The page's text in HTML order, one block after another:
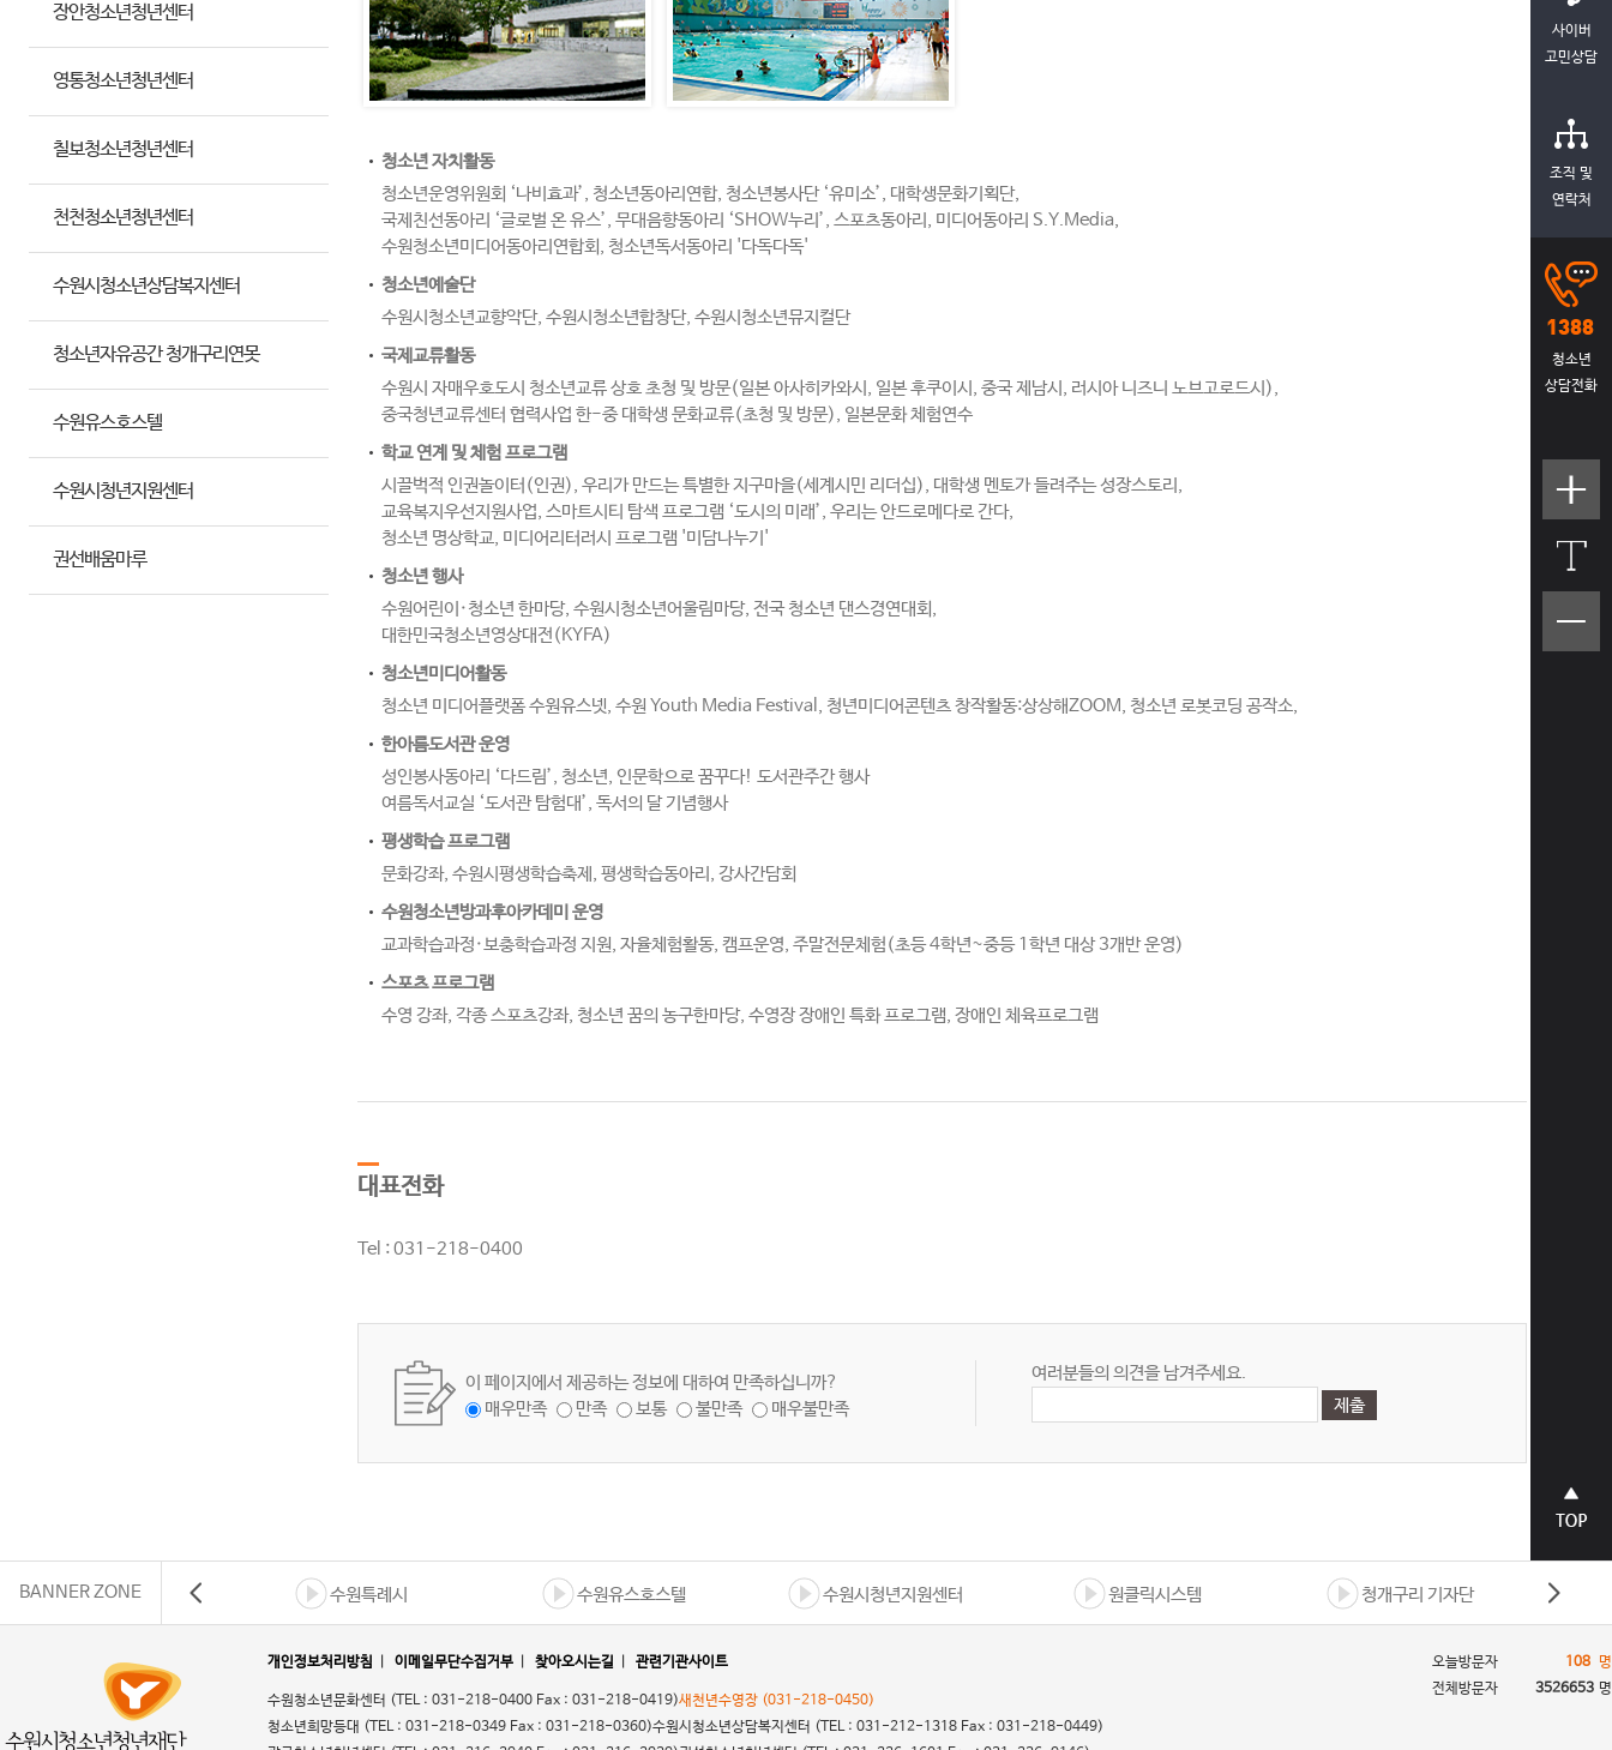
장안청소년청년센터
영통청소년청년센터
칠보청소년청년센터
천천청소년청년센터
수원시청소년상담복지센터
청소년자유공간 청개구리연못
수원유스호스텔
수원시청년지원센터
권선배움마루
청소년 자치활동
청소년운영위원회 ‘나비효과’, 청소년동아리연합, 청소년봉사단 ‘유미소’, 대학생문화기획단,
국제친선동아리 ‘글로벌 온 유스’, 무대음향동아리 ‘SHOW누리’, 스포츠동아리, 미디어동아리 S.Y.Media,
수원청소년미디어동아리연합회, 청소년독서동아리 '다독다독'
청소년예술단
수원시청소년교향악단, 수원시청소년합창단, 수원시청소년뮤지컬단
국제교류활동
수원시 자매우호도시 청소년교류 상호 초청 및 방문(일본 아사히카와시, 일본 후쿠이시, 중국 제남시, 러시아 니즈니 노브고로드시),
중국청년교류센터 협력사업 한-중 대학생 문화교류(초청 및 방문), 일본문화 체험연수
학교 연계 및 체험 프로그램
시끌벅적 인권놀이터(인권), 우리가 만드는 특별한 지구마을(세계시민 리더십), 대학생 멘토가 들려주는 성장스토리,
교육복지우선지원사업, 스마트시티 탐색 프로그램 ‘도시의 미래’, 우리는 안드로메다로 간다,
청소년 명상학교, 미디어리터러시 프로그램 '미담나누기'
청소년 행사
수원어린이·청소년 한마당, 수원시청소년어울림마당, 전국 청소년 댄스경연대회,
대한민국청소년영상대전(KYFA)
청소년미디어활동
청소년 미디어플랫폼 수원유스넷, 수원 Youth Media Festival, 청년미디어콘텐츠 창작활동:상상해ZOOM, 청소년 로봇코딩 공작소,
한아름도서관 운영
성인봉사동아리 ‘다드림’, 청소년, 인문학으로 꿈꾸다! 도서관주간 행사
여름독서교실 ‘도서관 탐험대’, 독서의 달 기념행사
평생학습 프로그램
문화강좌, 수원시평생학습축제, 평생학습동아리, 강사간담회
수원청소년방과후아카데미 운영
교과학습과정·보충학습과정 지원, 자율체험활동, 캠프운영, 주말전문체험(초등 4학년~중등 1학년 대상 3개반 운영)
스포츠 프로그램
수영 강좌, 각종 스포츠강좌, 청소년 꿈의 농구한마당, 수영장 장애인 특화 프로그램, 장애인 체육프로그램
대표전화
Tel : 031-218-0400
이 페이지에서 제공하는 정보에 대하여 만족하십니까?
매우만족
만족 보통 불만족 매우불만족
여러분들의 의견을 남겨주세요.
사이버
고민상담
조직 및
연락처
청소년
상담전화
텍스트
크기크
게
텍스트
크기작
상단으
로 바로
BANNER ZONE 수원특례시 수원유스호스텔 수원시청년지원센터 원클릭시스템 청개구리 기자단
개인정보처리방침 이메일무단수집거부 찾아오시는길 관련기관사이트
수원청소년문화센터 (TEL : 031-218-0400 Fax : 031-218-0419)새천년수영장 (031-218-0450)
청소년희망등대 (TEL : 031-218-0349 Fax : 031-218-0360)수원시청소년상담복지센터 (TEL : 031-212-1318 Fax : 031-218-0449)
오늘방문자 108 명
전체방문자
3526653 명